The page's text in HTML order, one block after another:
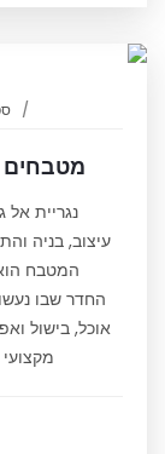
מטבחים
נגריית אל
עיצוב, בניה
המטבח
החדר שבו
אוכל, בישול